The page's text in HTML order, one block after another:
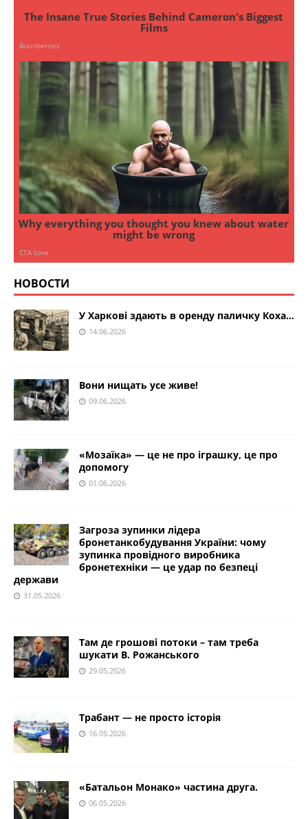
НОВОСТИ
У Харкові здають в оренду паличку Коха…
14.06.2026
Вони нищать усе живе!
09.06.2026
«Мозаїка» — це не про іграшку, це про
допомогу
01.06.2026
Загроза зупинки лідера
бронетанкобудування України: чому
зупинка провідного виробника
бронетехніки — це удар по безпеці
держави
31.05.2026
Там де грошові потоки – там треба
шукати В. Рожанського
29.05.2026
Трабант — не просто історія
16.05.2026
«Батальон Монако» частина друга.
06.05.2026